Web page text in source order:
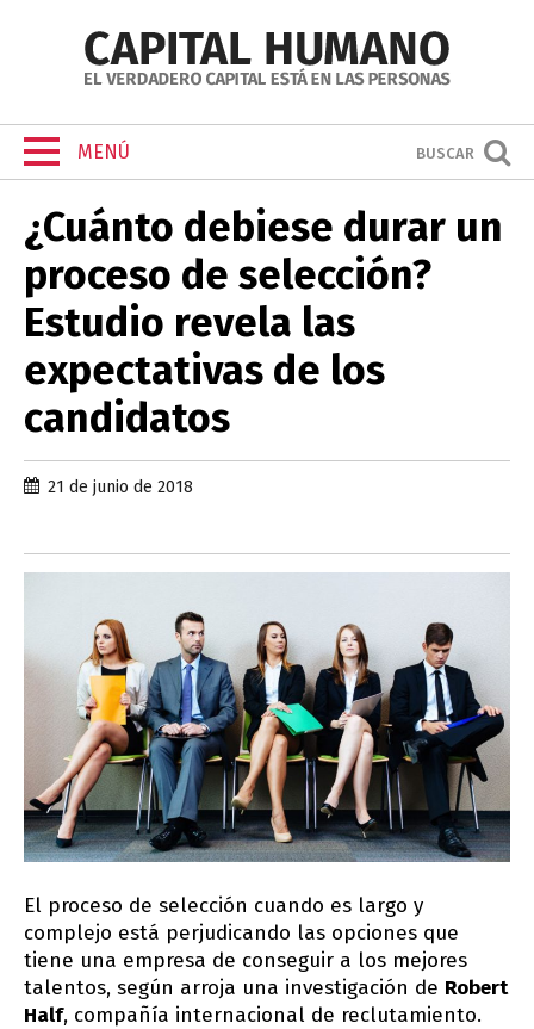
MENÚ BUSCAR
¿Cuánto debiese durar un
proceso de selección?
Estudio revela las
expectativas de los
candidatos
21 de junio de 2018
El proceso de selección cuando es largo y
complejo está perjudicando las opciones que
tiene una empresa de conseguir a los mejores
talentos, según arroja una investigación de Robert
Half, compañía internacional de reclutamiento.